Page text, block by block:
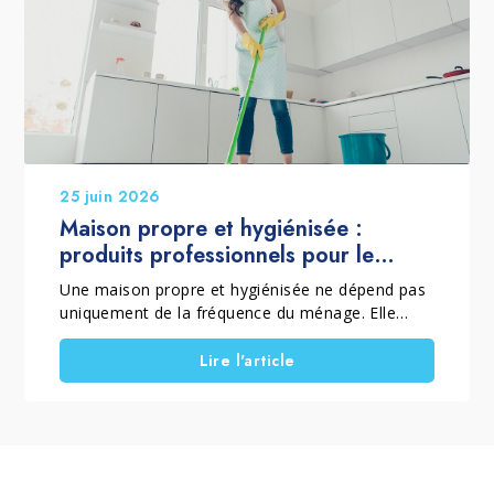
équilibre naturel. Ainsi, le parquet conserve son
esthétique et prolonge sa durée de vie.
25 juin 2026
Maison propre et hygiénisée :
produits professionnels pour le
nettoyage de la maison
Une maison propre et hygiénisée ne dépend pas
uniquement de la fréquence du ménage. Elle
dépend aussi de la méthode employée et des
produits utilisés. C'est pourquoi, lorsqu'il est
question de produits professionnels pour le
Lire l'article